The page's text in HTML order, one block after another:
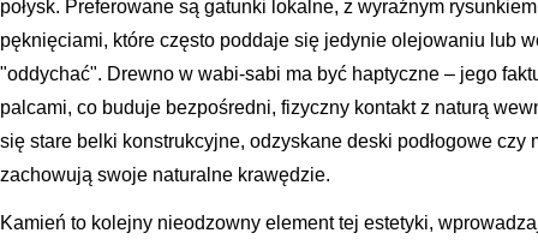
połysk. Preferowane są gatunki lokalne, z wyraźnym
pęknięciami, które często poddaje się jedynie olejowaniu lub
"oddychać". Drewno w wabi-sabi ma być haptyczne – jego
palcami, co buduje bezpośredni, fizyczny kontakt z naturą
się stare belki konstrukcyjne, odzyskane deski podłogowe czy
zachowują swoje naturalne krawędzie.
Kamień to kolejny nieodzowny element tej estetyki,